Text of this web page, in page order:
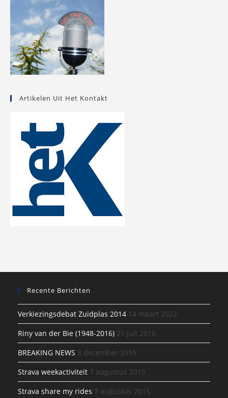
Artikelen Uit Het Kontakt
Recente Berichten
Verkiezingsdebat Zuidplas 2014 14 maart 2022
Riny van der Bie (1948-2016) 21 juli 2016
BREAKING NEWS 3 december 2015
Strava weekactiviteit 7 augustus 2015
Strava share my rides 7 augustus 2015